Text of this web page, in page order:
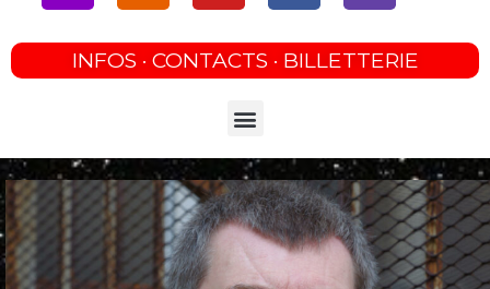
INFOS · CONTACTS · BILLETTERIE
Menu